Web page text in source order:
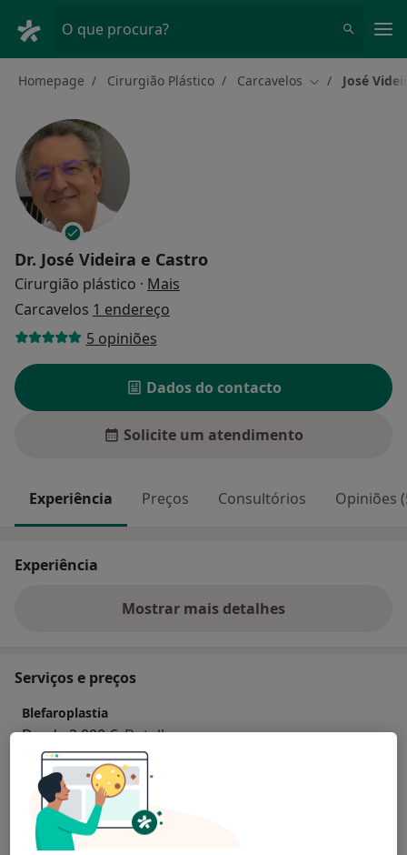
O que procura?
Homepage Cirurgião Plástico Carcavelos Mudar de
José
Dr. José Videira e Castro
Cirurgião plástico · Mais
Carcavelos 1 endereço
5 opiniões
Dados do contacto
Solicite um atendimento
Experiência Preços Consultórios Opiniões
Experiência
Mostrar mais detalhes
sobre a experiência
Serviços e preços
Blefaroplastia
Desde 2 000 € Detalhes
Cirurgias plasticas corretivas em pacientes pos-
gastroplastia
Desde 4 500 € Detalhes